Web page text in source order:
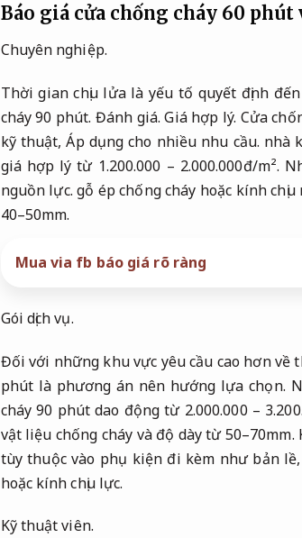
Báo giá cửa chống cháy 60 phút
Chuyên nghiệp.
Thời gian chịu lửa là yếu tố quyết định
cháy 90 phút. Đánh giá. Giá hợp lý. Cửa
kỹ thuật,Áp dụng cho nhiều nhu cầu. nhà
giá hợp lý từ 1.200.000 – 2.000.000đ/m².
nguồn lực. gỗ ép chống cháy hoặc kính
40–50mm.
Mua via fb báo giá rõ ràng
Gói dịch vụ.
Đối với những khu vực yêu cầu cao hơn
phút là phương án nên hướng lựa chọn.
cháy 90 phút dao động từ 2.000.000 –
vật liệu chống cháy và độ dày từ 50–70mm.
tùy thuộc vào phụ kiện đi kèm như bản lề,
hoặc kính chịu lực.
Kỹ thuật viên.